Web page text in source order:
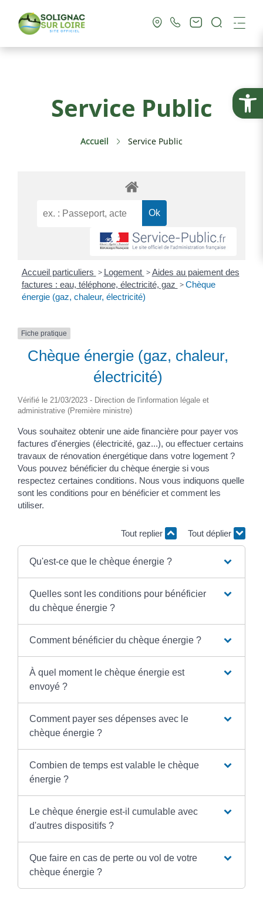
Ouvrir
Vie Pratique
Culture & Loisirs
Service Public
Service Public
Accueil Service Public
Accueil particuliers > Logement > Aides au paiement des
factures : eau, téléphone, électricité, gaz > Chèque
énergie (gaz, chaleur, électricité)
Fiche pratique
Chèque énergie (gaz, chaleur,
électricité)
Vérifié le 21/03/2023 - Direction de l'information légale et
administrative (Première ministre)
Vous souhaitez obtenir une aide financière pour payer vos
factures d'énergies (électricité, gaz...), ou effectuer certains
travaux de rénovation énergétique dans votre logement ?
Vous pouvez bénéficier du chèque énergie si vous
respectez certaines conditions. Nous vous indiquons quelle
sont les conditions pour en bénéficier et comment les
utiliser.
Tout replier Tout déplier
Qu'est-ce que le chèque énergie ?
Quelles sont les conditions pour bénéficier
du chèque énergie ?
Comment bénéficier du chèque énergie ?
À quel moment le chèque énergie est
envoyé ?
Comment payer ses dépenses avec le
chèque énergie ?
Combien de temps est valable le chèque
énergie ?
Le chèque énergie est-il cumulable avec
d'autres dispositifs ?
Que faire en cas de perte ou vol de votre
chèque énergie ?